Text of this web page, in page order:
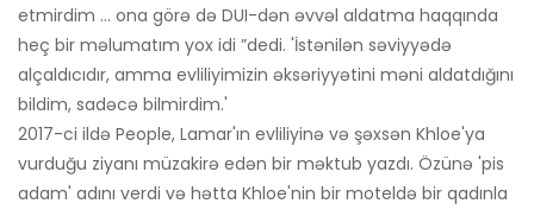
etmirdim ... ona görə də DUI-dən əvvəl aldatma haqqında
heç bir məlumatım yox idi ”dedi. 'İstənilən səviyyədə
alçaldıcıdır, amma evliliyimizin əksəriyyətini məni aldatdığını
bildim, sadəcə bilmirdim.'
2017-ci ildə People, Lamar'ın evliliyinə və şəxsən Khloe'ya
vurduğu ziyanı müzakirə edən bir məktub yazdı. Özünə 'pis
adam' adını verdi və hətta Khloe'nin bir moteldə bir qadınla